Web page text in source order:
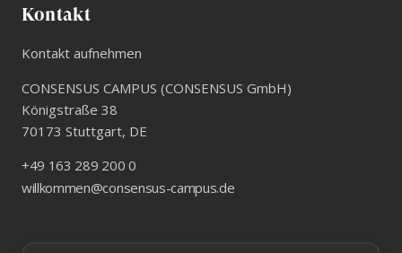
Kontakt
Kontakt aufnehmen
CONSENSUS CAMPUS (CONSENSUS GmbH)
Königstraße 38
70173 Stuttgart, DE
+49 163 289 200 0
willkommen@consensus-campus.de